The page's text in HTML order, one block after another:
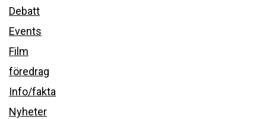
Debatt
Events
Film
föredrag
Info/fakta
Nyheter